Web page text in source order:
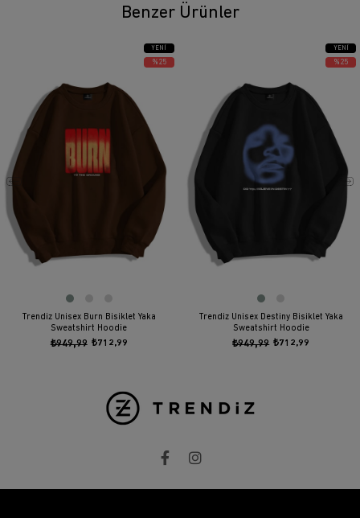
Benzer Ürünler
Trendiz Unisex Burn Bisiklet Yaka
Sweatshirt Hoodie
₺712,99
₺949,99
YENI
ÜRÜN
%25
Trendiz Unisex Destiny Bisiklet Yaka
Sweatshirt Hoodie
₺712,99
₺949,99
YENI
ÜRÜN
%25